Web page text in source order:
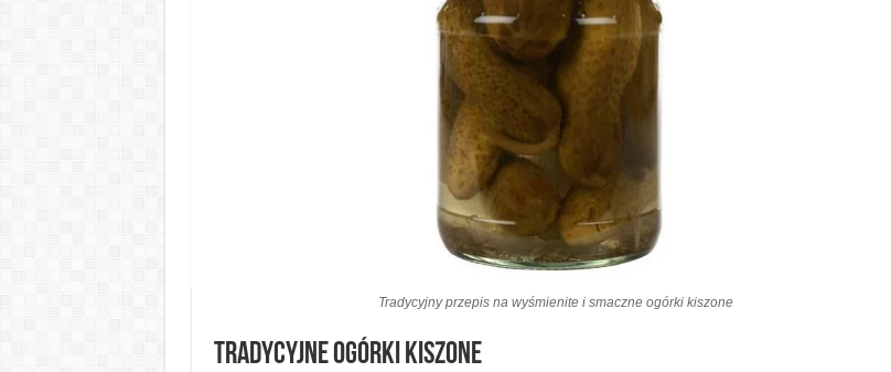
Tradycyjny przepis na wyśmienite i smaczne ogórki kiszone
Tradycyjne ogórki kiszone